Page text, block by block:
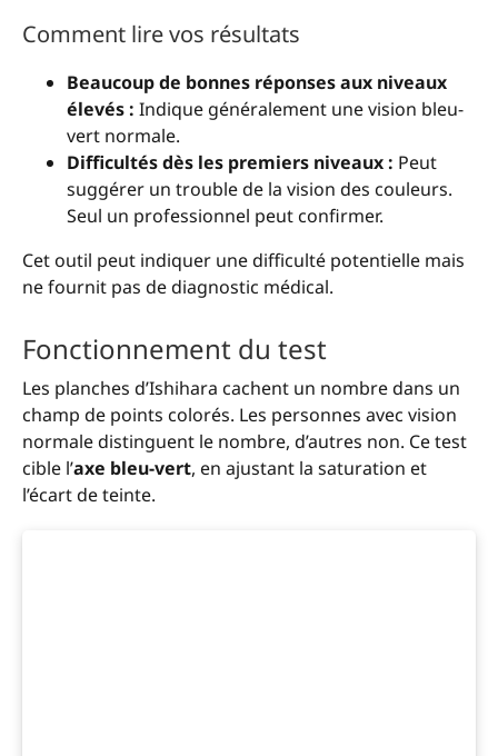
Comment lire vos résultats
Beaucoup de bonnes réponses aux niveaux
élevés : Indique généralement une vision bleu-
vert normale.
Difficultés dès les premiers niveaux : Peut
suggérer un trouble de la vision des couleurs.
Seul un professionnel peut confirmer.
Cet outil peut indiquer une difficulté potentielle mais
ne fournit pas de diagnostic médical.
Fonctionnement du test
Les planches d’Ishihara cachent un nombre dans un
champ de points colorés. Les personnes avec vision
normale distinguent le nombre, d’autres non. Ce test
cible l’axe bleu-vert, en ajustant la saturation et
l’écart de teinte.